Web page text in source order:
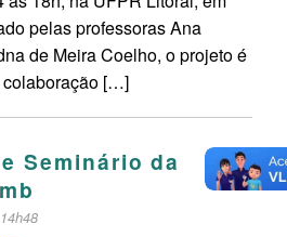
pelas professoras Ana
de Meira Coelho, o projeto é
colaboração […]
Seminário da
de 2026 - 14h48